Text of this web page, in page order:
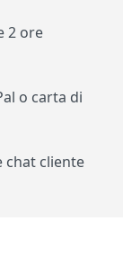
2 ore
o carta di
chat cliente